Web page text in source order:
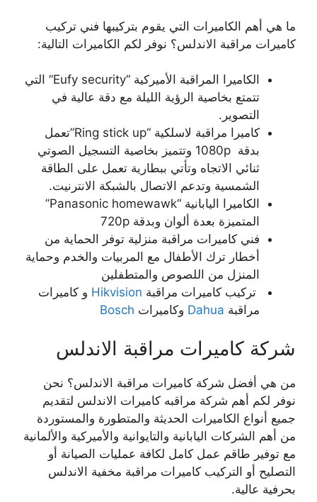
ما هي أهم الكاميرات التي يقوم بتركيبها فني تركيب
كاميرات مراقبة الاندلس؟ نوفر لكم الكاميرات التالية:
الكاميرا المراقبة الأميركية “Eufy security” التي
تتمتع بخاصية الرؤية الليلة مع دقة عالية في
التصوير.
كاميرا مراقبة لاسلكية “Ring stick up”تعمل
بدقة 1080p وتتميز بخاصية التسجيل الصوتي
ثنائي الاتجاه وتأتي ببطارية تعمل على الطاقة
الشمسية وتدعم الاتصال بالشبكة الانترنيت.
الكاميرا اليابانية “Panasonic homewawk”
المتميزة بعدة ألوان وبدقة 720p
فني كاميرات مراقبة منزلية توفر الحماية من
أخطار ترك الأطفال مع المربيات والخدم وحماية
المنزل من اللصوص والمتطفلين
تركيب كاميرات مراقبة Hikvision و كاميرات
مراقبة Dahua وكاميرات Bosch
شركة كاميرات مراقبة الاندلس
من هي أفضل شركة كاميرات مراقبة الاندلس؟ نحن
نوفر لكم أهم شركة مراقبه كاميرات الاندلس لتقديم
جميع أنواع الكاميرات الحديثة والمتطورة والمستوردة
من أهم الشركات اليابانية والتايوانية والأميركية والألمانية
مع توفير طاقم عمل كامل لكافة عمليات الصيانة أو
التصليح أو التركيب كاميرات مراقبة مخفية الاندلس
بحرفية عالية.